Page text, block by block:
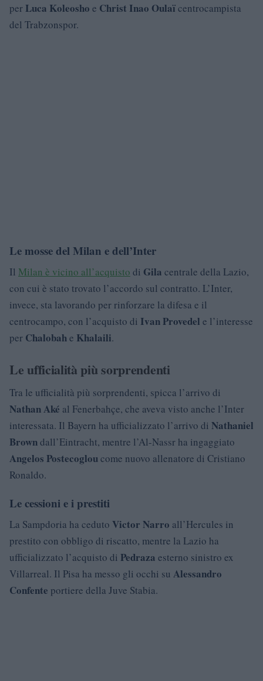
per Luca Koleosho e Christ Inao Oulaïcentrocampista
del Trabzonspor.
Le mosse del Milan e dell’Inter
Il Milan è vicino all’acquisto di Gila centrale della Lazio,
con cui è stato trovato l’accordo sul contratto. L’Inter,
invece, sta lavorando per rinforzare la difesa e il
centrocampo, con l’acquisto di Ivan Provedel e l’interesse
per Chalobahe Khalaili.
Le ufficialità più sorprendenti
Tra le ufficialità più sorprendenti, spicca l’arrivo di
Nathan Aké al Fenerbahçe, che aveva visto anche l’Inter
interessata. Il Bayern ha ufficializzato l’arrivo di Nathaniel
Browndall’Eintracht, mentre l’Al-Nassr ha ingaggiato
Angelos Postecogloucome nuovo allenatore di Cristiano
Ronaldo.
Le cessioni e i prestiti
La Sampdoria ha ceduto Victor Narro all’Hercules in
prestito con obbligo di riscatto, mentre la Lazio ha
ufficializzato l’acquisto di Pedraza esterno sinistro ex
Villarreal. Il Pisa ha messo gli occhi su Alessandro
Confente portiere della Juve Stabia.